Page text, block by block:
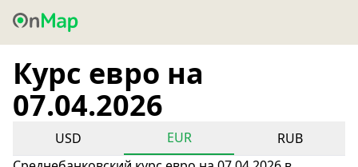
Курс евро на
07.04.2026
USD EUR
RUB